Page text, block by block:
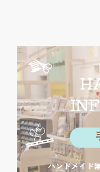
ハンドメイド